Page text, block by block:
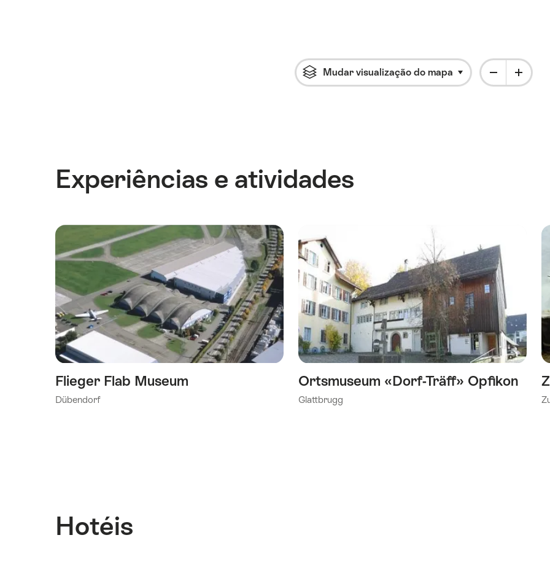
Mudar visualização do mapa Clique para abrir o
Experiências e atividades
Flieger Flab Museum
Dübendorf
Ortsmuseum «Dorf-Träff» Opfikon
Glattbrugg
Hotéis